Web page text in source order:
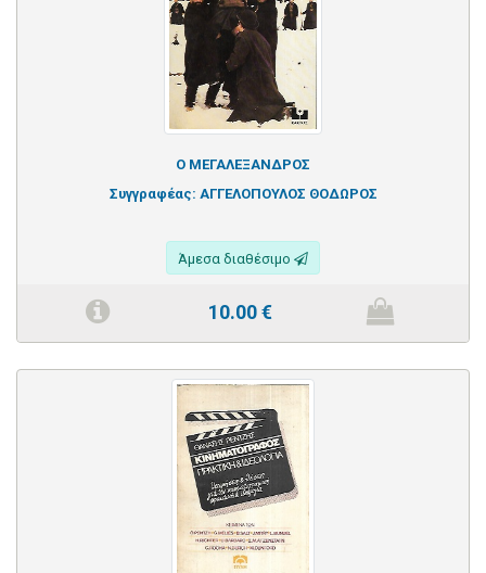
Ο ΜΕΓΑΛΕΞΑΝΔΡΟΣ
Συγγραφέας: ΑΓΓΕΛΟΠΟΥΛΟΣ ΘΟΔΩΡΟΣ
Άμεσα διαθέσιμο
10.00€